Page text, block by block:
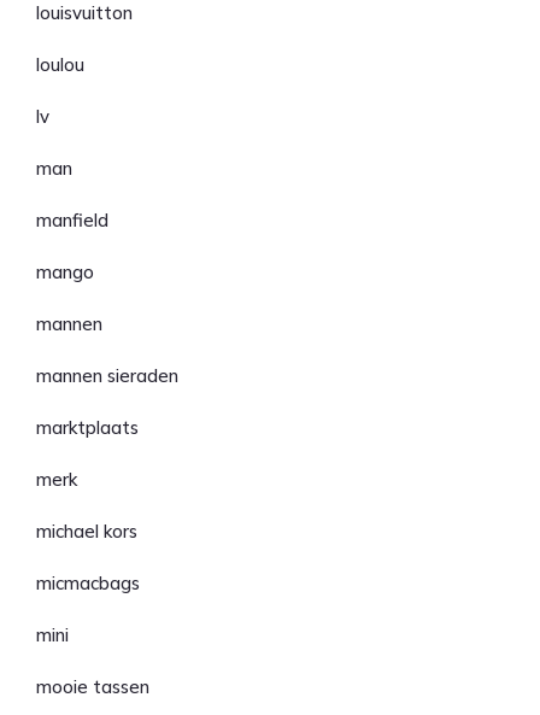
louisvuitton
loulou
lv
man
manfield
mango
mannen
mannen sieraden
marktplaats
merk
michael kors
micmacbags
mini
mooie tassen